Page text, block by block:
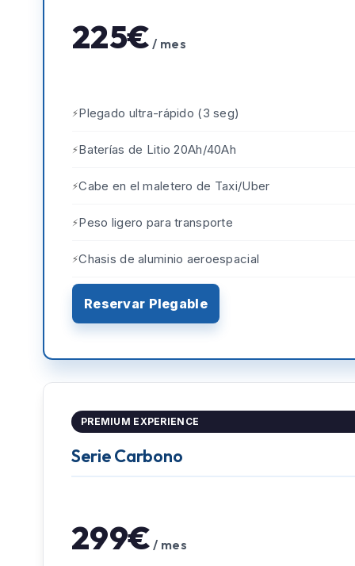
225€ / mes
Plegado ultra-rápido (3 seg)
Baterías de Litio 20Ah/40Ah
Cabe en el maletero de Taxi/Uber
Peso ligero para transporte
Chasis de aluminio aeroespacial
Reservar Plegable
PREMIUM EXPERIENCE
Serie Carbono
299€ / mes